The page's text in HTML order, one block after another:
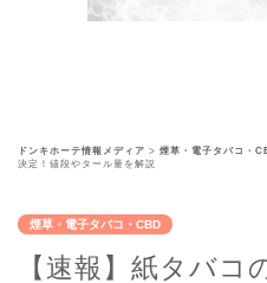
ドンキホーテ情報メディア > 煙草・電子タバコ・
決定！値段やタール量を解説
煙草・電子タバコ・CBD
【速報】紙タバコ